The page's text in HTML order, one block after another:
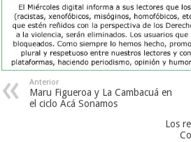
Anterior
Maru Figueroa y La Cambacuá en
el ciclo Acá Sonamos
Los